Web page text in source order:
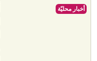
أخبار محليّة